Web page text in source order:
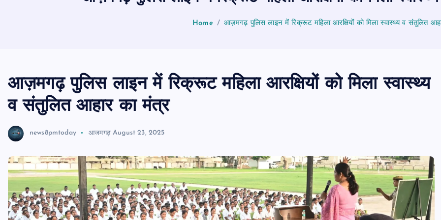
Home आज़मगढ़ पुलिस लाइन में रिक्रूट महिला आरक्षियों को मिला स्वास्थ्य व संतुलित
आज़मगढ़ पुलिस लाइन में रिक्रूट महिला आरक्षियों को मिला स्वास्थ्य
व संतुलित आहार का मंत्र
news8pmtoday आजमगढ़ August 23, 2025
डॉ. धनन्जय पाण्डेय बने अध्यक्ष, डॉ. अलेन्द्र
सचिव निर्विरोध निर्वाचित
news8pmtoday August 6, 2026